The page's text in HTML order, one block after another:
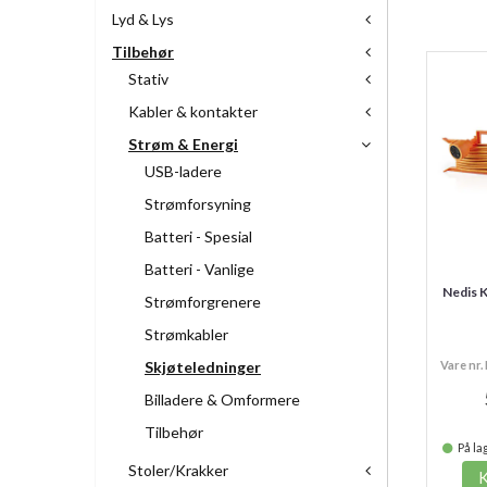
Lyd & Lys
Tilbehør
Stativ
Kabler & kontakter
Strøm & Energi
USB-ladere
Strømforsyning
Batteri - Spesial
Batteri - Vanlige
Strømforgrenere
Strømkabler
Skjøteledninger
Billadere & Omformere
Tilbehør
Stoler/Krakker
Nedis
Vare nr.
På